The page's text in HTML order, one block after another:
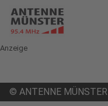
Anzeige
© ANTENNE MÜNSTER